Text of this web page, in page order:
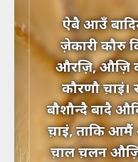
ऐबै आउँ
ज़ेकारी कौरु
औरज़ि, औज़ि
कौरणौ
बौशौन्दै बादै
च़ाइं, ताकि आमैं
च़ाल च़लन औज़ि